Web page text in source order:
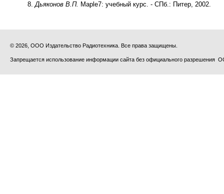
Дьяконов В.П. Maple7: учебный курс. - СПб.: Питер, 2002.
© 2026, ООО Издательство Радиотехника. Все права защищены.
Запрещается использование информации сайта без официального разрешения